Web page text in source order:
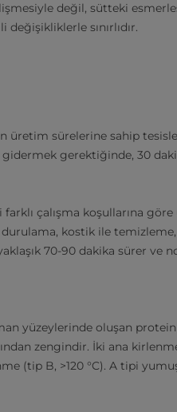
değil, sütteki
sınırlıdır.
üretim sürelerine sahip
gerektiğinde, 30
farklı çalışma koşullarına
kostik ile
70-90 dakika sürer ve
yüzeylerinde oluşan
zengindir. İki ana
(tip B, >120 °C). A tipi